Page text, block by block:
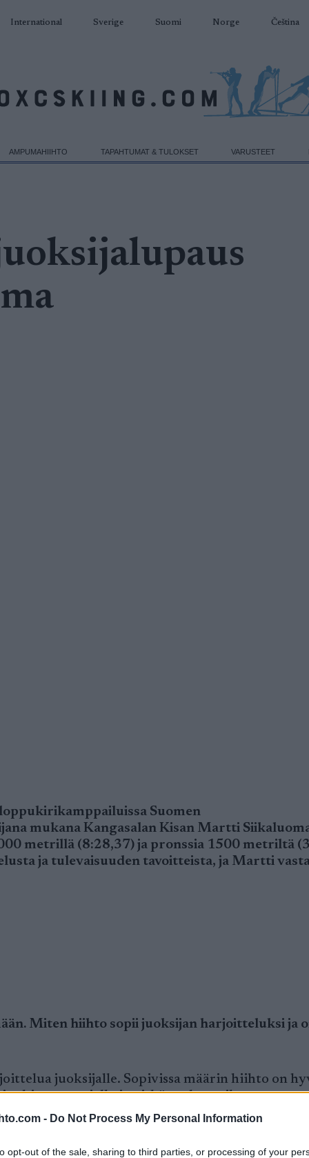
- Do Not Process My Personal Information
opt-out of the sale, sharing to third parties, or processing of your
International Sverige Suomi Norge Čeština
AMPUMAHIIHTO TAPAHTUMAT & TULOKSET VARUSTEET
Suomen
mukana Kangasalan Kisan Martti
metrillä (8:28,37) ja pronssia 1500 metriltä
ja tulevaisuuden tavoitteista, ja Martti
Miten hiihto sopii juoksijan harjoitteluksi ja
juoksijalle. Sopivissa määrin hiihto on
jonkin verran jalkoja pitkän talven aikana.
koska siinä jalkojen liikerata on enemmän
satoja kilometrejä, mutta viime talvena
hyvin paljon olosuhteiden ja fiilisten